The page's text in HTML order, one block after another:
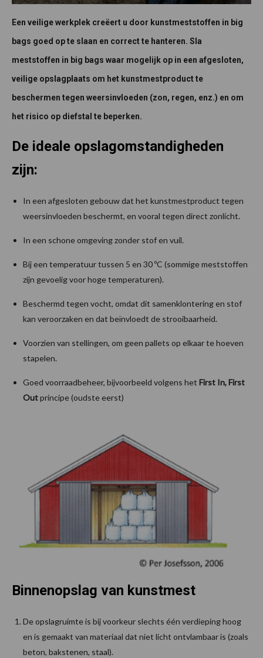
Een veilige werkplek creëert u door kunstmeststoffen in big
bags goed op te slaan en correct te hanteren. Sla
meststoffen in big bags waar mogelijk op in een afgesloten,
veilige opslagplaats om het kunstmestproduct te
beschermen tegen weersinvloeden (zon, regen, enz.) en om
het risico op diefstal te beperken.
De ideale opslagomstandigheden
zijn:
In een afgesloten gebouw dat het kunstmestproduct tegen
weersinvloeden beschermt, en vooral tegen direct zonlicht.
In een schone omgeving zonder stof en vuil.
Bij een temperatuur tussen 5 en 30 ºC (sommige meststoffen
zijn gevoelig voor hoge temperaturen).
Beschermd tegen vocht, omdat dit samenklontering en stof
kan veroorzaken en dat beïnvloedt de strooibaarheid.
Voorzien van stellingen, om geen pallets op elkaar te hoeven
stapelen.
Goed voorraadbeheer, bijvoorbeeld volgens het First In, First
Outprincipe (oudste eerst)
Binnenopslag van kunstmest
De opslagruimte is bij voorkeur slechts één verdieping hoog
en is gemaakt van materiaal dat niet licht ontvlambaar is (zoals
beton, bakstenen, staal).